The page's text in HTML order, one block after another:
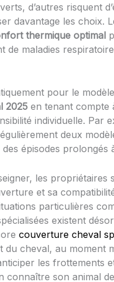
d’autres risquent
davantage les choix.
thermique optimal
de maladies
pour le
2025en tenant compte
individuelle. Par
deux
épisodes prolongés
les propriétaires
et sa
particulières
existent
couverture cheval
cheval, au moment
les frottements
son animal